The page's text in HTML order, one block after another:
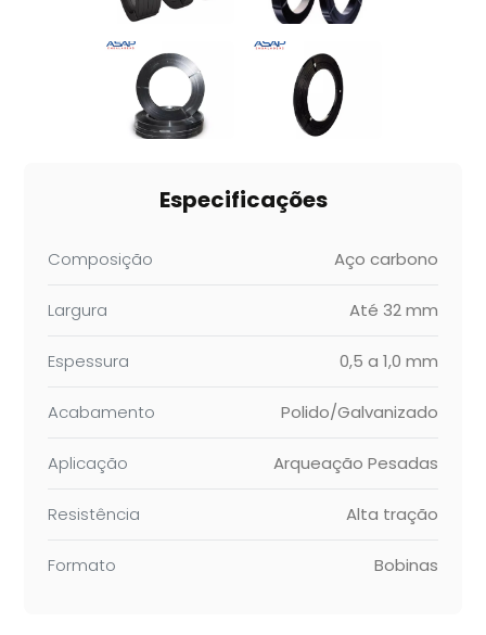
Especificações
Composição Aço carbono
Largura Até 32 mm
Espessura 0,5 a 1,0 mm
Acabamento Polido/Galvanizado
Aplicação Arqueação Pesadas
Resistência Alta tração
Formato Bobinas